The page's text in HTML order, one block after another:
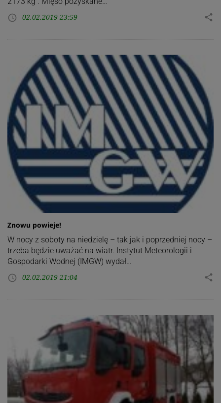
access_time 02.02.2019 23:59 share
Znowu powieje!
W nocy z soboty na niedzielę – tak jak i poprzedniej nocy –
trzeba będzie uważać na wiatr. Instytut Meteorologii i
Gospodarki Wodnej (IMGW) wydał…
access_time 02.02.2019 21:04 share